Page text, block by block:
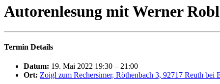
Autorenlesung mit Werner Robl
Termin Details
Datum: 19. Mai 2022 19:30 – 21:00
Ort: Zoigl zum Rechersimer, Röthenbach 3, 92717 Reuth bei